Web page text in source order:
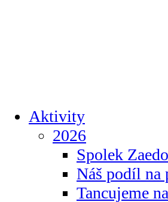
Aktivity
2026
Spolek
Náš podíl
Tancujeme